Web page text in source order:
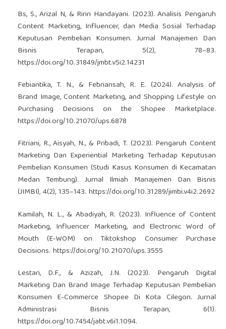
Bs, S., Arizal N, & Ririn Handayani. (2023). Analisis Pengaruh
Content Marketing, Influencer, dan Media Sosial Terhadap
Keputusan Pembelian Konsumen. Jurnal Manajemen Dan
Bisnis Terapan, 5(2), 78–83.
https://doi.org/10.31849/jmbt.v5i2.14231
Febiantika, T. N., & Febriansah, R. E. (2024). Analysis of
Brand Image, Content Marketing, and Shopping Lifestyle on
Purchasing Decisions on the Shopee Marketplace.
https://doi.org/10.21070/ups.6878
Fitriani, R., Aisyah, N., & Pribadi, T. (2023). Pengaruh Content
Marketing Dan Experiential Marketing Terhadap Keputusan
Pembelian Konsumen (Studi Kasus Konsumen di Kecamatan
Medan Tembung). Jurnal Ilmiah Manajemen Dan Bisnis
(JIMBI), 4(2), 135–143. https://doi.org/10.31289/jimbi.v4i2.2692
Kamilah, N. L., & Abadiyah, R. (2023). Influence of Content
Marketing, Influencer Marketing, and Electronic Word of
Mouth (E-WOM) on Tiktokshop Consumer Purchase
Decisions. https://doi.org/10.21070/ups.3555
Lestari, D.F., & Azizah, J.N. (2023). Pengaruh Digital
Marketing Dan Brand Image Terhadap Keputusan Pembelian
Konsumen E-Commerce Shopee Di Kota Cilegon. Jurnal
Administrasi Bisnis Terapan, 6(1).
https://doi.org/10.7454/jabt.v6i1.1094.